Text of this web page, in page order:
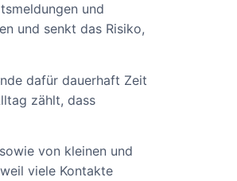
und
und senkt das Risiko,
dafür dauerhaft Zeit
zählt, dass
von kleinen und
viele Kontakte